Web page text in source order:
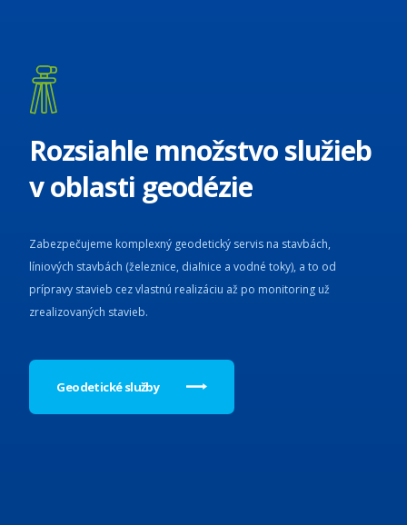
Rozsiahle množstvo služieb
v oblasti geodézie
Zabezpečujeme komplexný geodetický servis na stavbách,
líniových stavbách (železnice, diaľnice a vodné toky), a to od
prípravy stavieb cez vlastnú realizáciu až po monitoring už
zrealizovaných stavieb.
Geodetické služby